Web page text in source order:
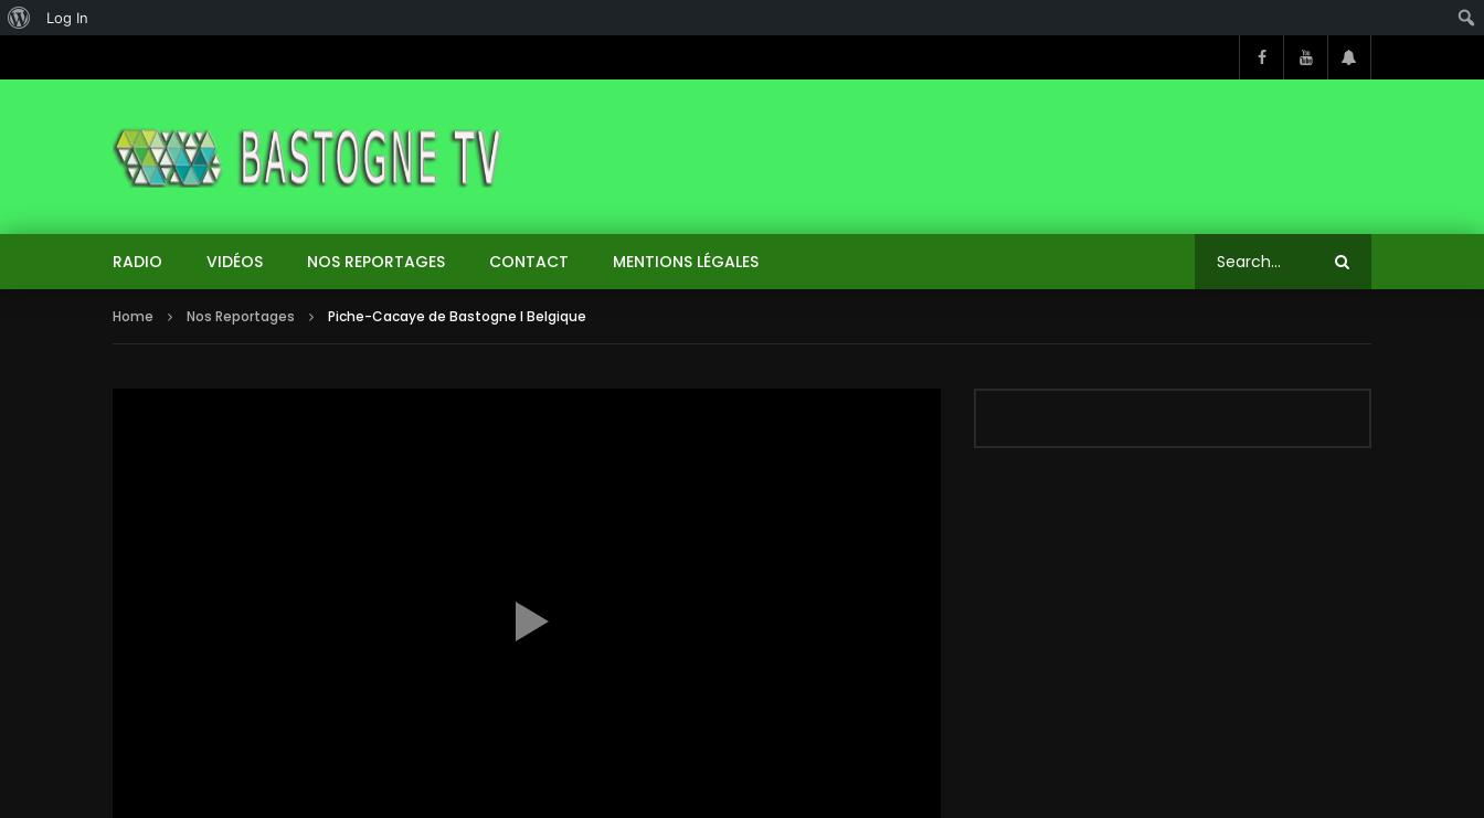
About
Log In
RADIO VIDÉOS NOS REPORTAGES CONTACT MENTIONS LÉGALES
Home Nos Reportages Piche-Cacaye de Bastogne I Belgique